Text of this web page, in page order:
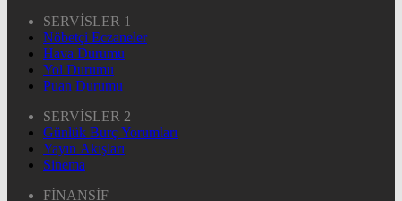
SERVİSLER 1
Nöbetçi Eczaneler
Hava Durumu
Yol Durumu
Puan Durumu
SERVİSLER 2
Günlük Burç Yorumları
Yayın Akışları
Sinema
FİNANSİF